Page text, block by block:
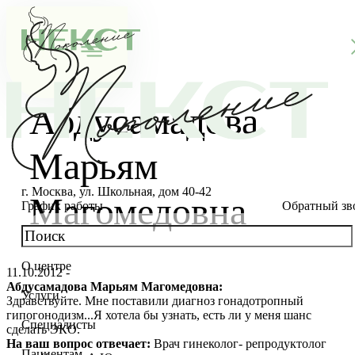
г. Москва, ул. Школьная, дом 40-42
График работы
Обратный
О центре
О клинике
Новости
Благотворительность
Услуги
Консультации специалистов
Стоимость ЭКО
Специалисты
Главный врач
Абдусамадова
Марьям
Магомедовна
11.10.2012 -
Абдусамадова Марьям Магомедовна:
Здравствуйте. Мне поставили диагноз гонадотропный
гипогонодизм...Я хотела бы узнать, есть ли у меня шанс
сделать ЭКО.
На ваш вопрос отвечает: Врач гинеколог- репродуктолог